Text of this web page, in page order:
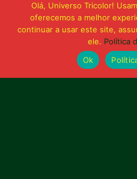
Olá, Universo Tricolor!
oferecemos a melhor
continuar a usar este site,
ele. Política
Ok